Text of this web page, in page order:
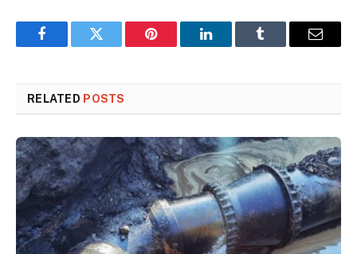
FacebookTwitter Pinterest LinkedInTumblr Email
RELATED POSTS